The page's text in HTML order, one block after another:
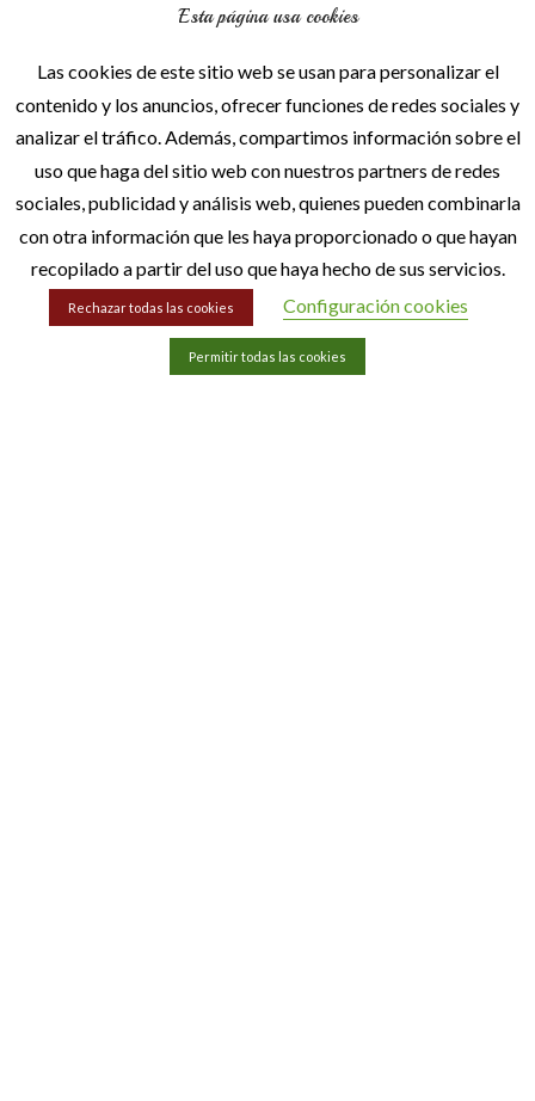
INFORMACIÓN
Condiciones de compra
Aviso legal
Esta página usa cookies
Las cookies de este sitio web se usan para personalizar el
contenido y los anuncios, ofrecer funciones de redes sociales y
analizar el tráfico. Además, compartimos información sobre el
uso que haga del sitio web con nuestros partners de redes
sociales, publicidad y análisis web, quienes pueden combinarla
con otra información que les haya proporcionado o que hayan
recopilado a partir del uso que haya hecho de sus servicios.
Rechazar todas las cookies Configuración cookies
Permitir todas las cookies